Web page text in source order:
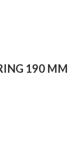
190 MM